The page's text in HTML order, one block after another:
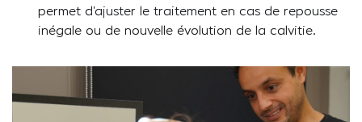
permet d’ajuster le traitement en cas de repousse
inégale ou de nouvelle évolution de la calvitie.